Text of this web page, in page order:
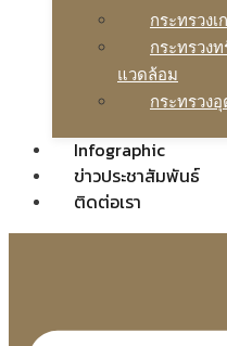
กระทรวง
กระทรวง
แวดล้อม
กระทรวง
Infographic
ข่าวประชาสัมพันธ์
ติดต่อเรา